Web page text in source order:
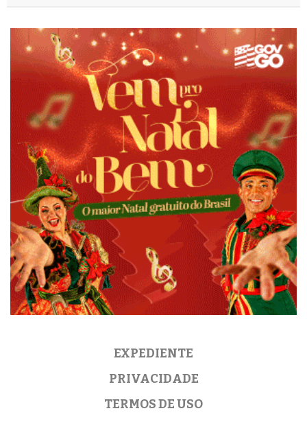
EXPEDIENTE
PRIVACIDADE
TERMOS DE USO